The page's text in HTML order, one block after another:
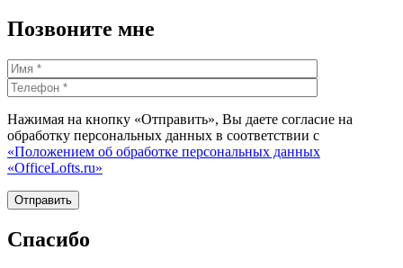
Позвоните мне
Нажимая на кнопку «Отправить», Вы даете согласие на
обработку персональных данных в соответствии с
«Положением об обработке персональных данных
«OfficeLofts.ru»
Спасибо